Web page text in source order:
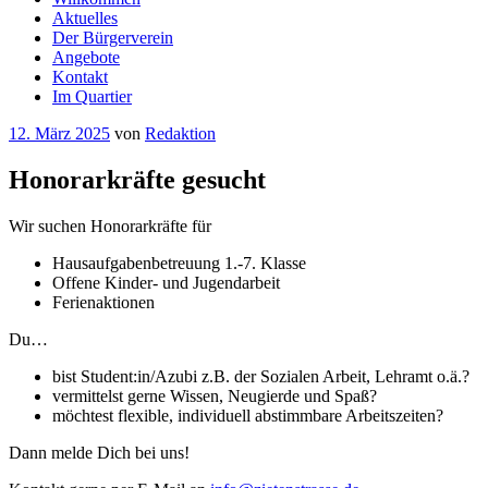
Aktuelles
Der Bürgerverein
Angebote
Kontakt
Im Quartier
Veröffentlicht
12. März 2025 von Redaktion
Honorarkräfte gesucht
Wir suchen Honorarkräfte für
Hausaufgabenbetreuung 1.-7. Klasse
Offene Kinder- und Jugendarbeit
Ferienaktionen
Du…
bist Student:in/Azubi z.B. der Sozialen Arbeit, Lehramt o.ä.?
vermittelst gerne Wissen, Neugierde und Spaß?
möchtest flexible, individuell abstimmbare Arbeitszeiten?
Dann melde Dich bei uns!